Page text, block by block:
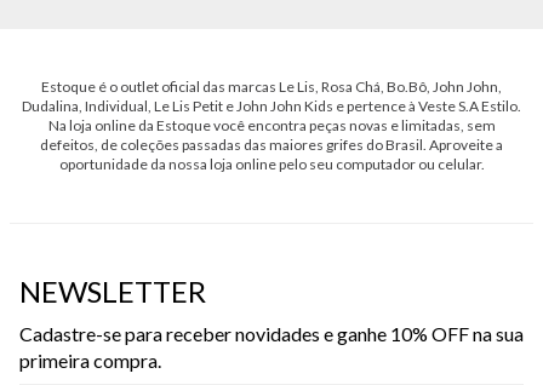
Estoque é o outlet oficial das marcas Le Lis, Rosa Chá, Bo.Bô, John John,
Dudalina, Individual, Le Lis Petit e John John Kids e pertence à Veste S.A Estilo.
Na loja online da Estoque você encontra peças novas e limitadas, sem
defeitos, de coleções passadas das maiores grifes do Brasil. Aproveite a
oportunidade da nossa loja online pelo seu computador ou celular.
NEWSLETTER
Cadastre-se para receber novidades e ganhe 10% OFF na sua
primeira compra.